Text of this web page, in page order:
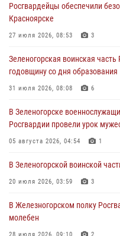
Сотрудники Росгвардии
время проведения
04 августа 2026, 08:36
В Красноярске сотрудники
в серии краж из супермаркета
04 августа 2026, 06:50
Военнослужащие
познакомили отдыхающих
03 августа 2026, 13:12 2
Росгвардейцы обеспечили
Красноярске
27 июля 2026, 08:53 3
Зеленогорская воинская
годовщину со дня образования
31 июля 2026, 08:08 6
В Зеленогорске
Росгвардии провели урок
05 августа 2026, 04:54 1
В Зеленогорской воинской
20 июля 2026, 03:59 3
В Железногорском полку
молебен
28 июля 2026, 09:10 2